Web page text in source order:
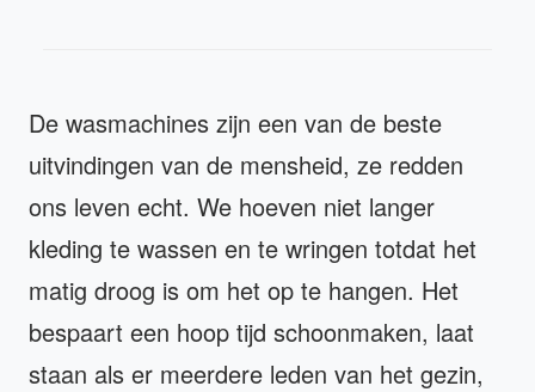
De wasmachines zijn een van de beste
uitvindingen van de mensheid, ze redden
ons leven echt. We hoeven niet langer
kleding te wassen en te wringen totdat het
matig droog is om het op te hangen. Het
bespaart een hoop tijd schoonmaken, laat
staan ​​als er meerdere leden van het gezin,